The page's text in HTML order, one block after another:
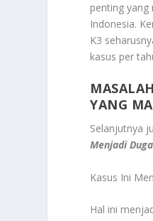
penting yang
Indonesia.
K3
kasus per
YANG
Selanjutnya
Menjadi
Kasus Ini
Hal ini